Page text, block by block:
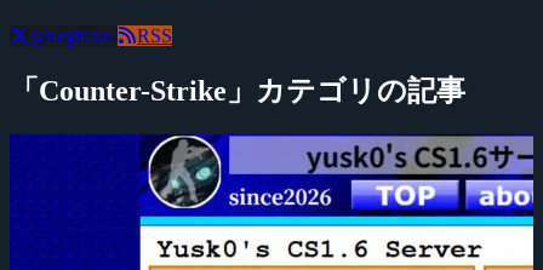
@negitaku RSS
「Counter-Strike」カテゴリの記事